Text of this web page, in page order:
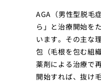
AGA（男性型脱毛
ら」と治療開始を
います。その主な
包（毛根を包む組
薬剤による治療で
開始すれば、抜け